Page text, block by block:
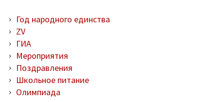
Год народного единства
ZV
ГИА
Мероприятия
Поздравления
Школьное питание
Олимпиада